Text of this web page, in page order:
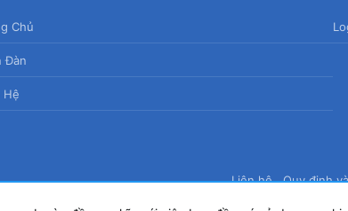
Chủ
Đàn
Hệ
Liên hệ Quy định